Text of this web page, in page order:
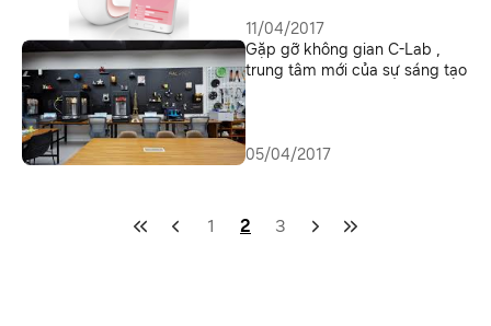
11/04/2017
Gặp gỡ không gian C-Lab ,
trung tâm mới của sự sáng tạo
05/04/2017
1 2 3